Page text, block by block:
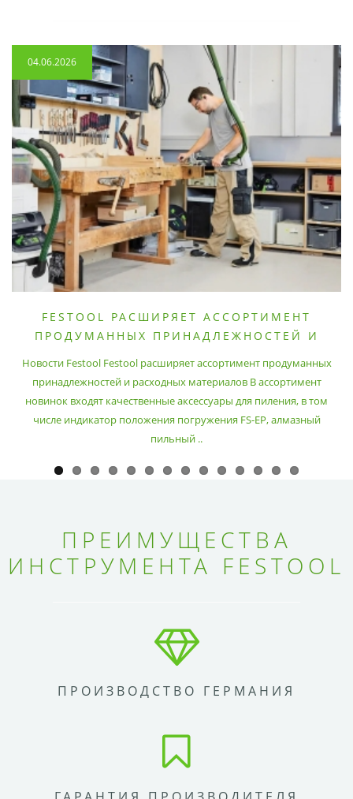
04.06.2026
FESTOOL РАСШИРЯЕТ АССОРТИМЕНТ
ПРОДУМАННЫХ ПРИНАДЛЕЖНОСТЕЙ И
Новости Festool Festool расширяет ассортимент продуманных
принадлежностей и расходных материалов В ассортимент
новинок входят качественные аксессуары для пиления, в том
числе индикатор положения погружения FS-EP, алмазный
пильный ..
ПРЕИМУЩЕСТВА
ИНСТРУМЕНТА FESTOOL
ПРОИЗВОДСТВО ГЕРМАНИЯ